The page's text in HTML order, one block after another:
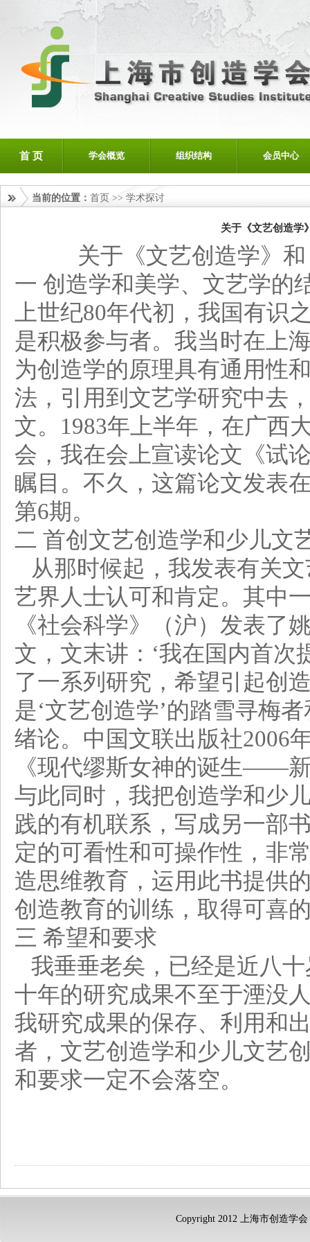
首 页 学会概览 组织结构 会员中心
当前的位置： 首页 >> 学术探讨
关于《文艺创造学
关于《文艺创造学》
一 创造学和美学、文艺学的
上世纪80年代初，我国有识
是积极参与者。我当时在上
为创造学的原理具有通用性
法，引用到文艺学研究中去
文。1983年上半年，在广西
会，我在会上宣读论文《试
瞩目。不久，这篇论文发表
第6期。
二 首创文艺创造学和少儿文
从那时候起，我发表有关
艺界人士认可和肯定。其中
《社会科学》（沪）发表了
文，文末讲：‘我在国内首
了一系列研究，希望引起创
是‘文艺创造学’的踏雪寻梅
绪论。中国文联出版社2006
《现代缪斯女神的诞生——
与此同时，我把创造学和少
践的有机联系，写成另一部
定的可看性和可操作性，非
造思维教育，运用此书提供
创造教育的训练，取得可喜
三 希望和要求
我垂垂老矣，已经是近八
十年的研究成果不至于湮没
我研究成果的保存、利用和
者，文艺创造学和少儿文艺
和要求一定不会落空。
Copyright 2012 上海市创造学